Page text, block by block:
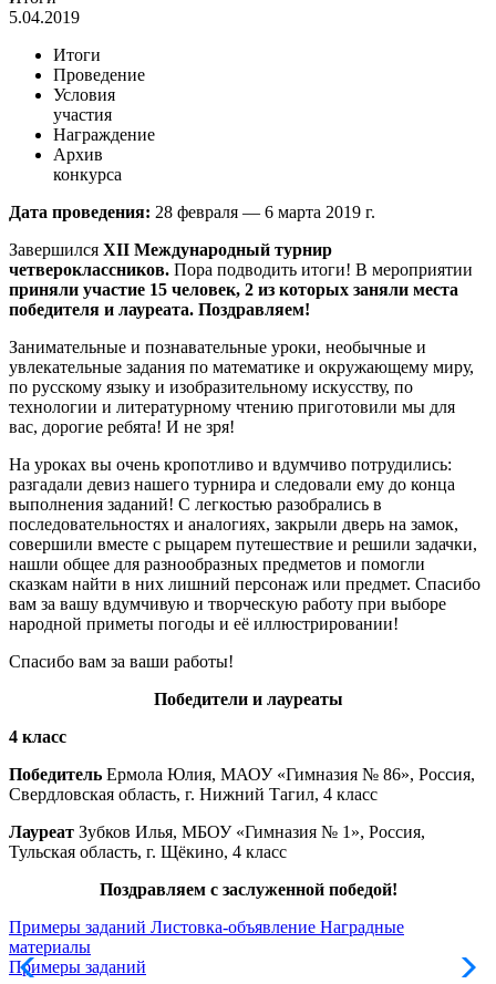
5.04.2019
Итоги
Проведение
Условия
участия
Награждение
Архив
конкурса
Дата проведения: 28 февраля — 6 марта 2019 г.
Завершился XII Международный турнир
четвероклассников. Пора подводить итоги! В мероприятии
приняли участие 15 человек, 2 из которых заняли места
победителя и лауреата. Поздравляем!
Занимательные и познавательные уроки, необычные и
увлекательные задания по математике и окружающему миру,
по русскому языку и изобразительному искусству, по
технологии и литературному чтению приготовили мы для
вас, дорогие ребята! И не зря!
На уроках вы очень кропотливо и вдумчиво потрудились:
разгадали девиз нашего турнира и следовали ему до конца
выполнения заданий! С легкостью разобрались в
последовательностях и аналогиях, закрыли дверь на замок,
совершили вместе с рыцарем путешествие и решили задачки,
нашли общее для разнообразных предметов и помогли
сказкам найти в них лишний персонаж или предмет. Спасибо
вам за вашу вдумчивую и творческую работу при выборе
народной приметы погоды и её иллюстрировании!
Спасибо вам за ваши работы!
Победители и лауреаты
4 класс
Победитель Ермола Юлия, МАОУ «Гимназия № 86», Россия,
Свердловская область, г. Нижний Тагил, 4 класс
Лауреат Зубков Илья, МБОУ «Гимназия № 1», Россия,
Тульская область, г. Щёкино, 4 класс
Поздравляем с заслуженной победой!
Примеры заданий Листовка-объявление Наградные
материалы
Примеры заданий